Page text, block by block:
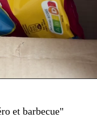
et barbecue"